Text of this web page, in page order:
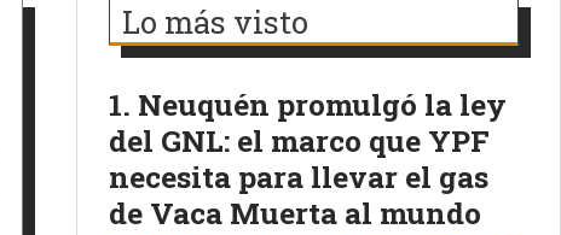
Lo más visto
Neuquén promulgó la ley
del GNL: el marco que YPF
necesita para llevar el gas
de Vaca Muerta al mundo